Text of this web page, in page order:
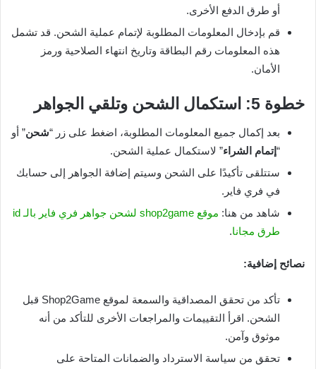
أو طرق الدفع الأخرى.
قم بإدخال المعلومات المطلوبة لإتمام عملية الشحن. قد تشمل
هذه المعلومات رقم البطاقة وتاريخ انتهاء الصلاحية ورمز
الأمان.
خطوة 5: استكمال الشحن وتلقي الجواهر
بعد إكمال جميع المعلومات المطلوبة، اضغط على زر “شحن” أو
“إتمام الشراء” لاستكمال عملية الشحن.
ستتلقى تأكيدًا على الشحن وسيتم إضافة الجواهر إلى حسابك
في فري فاير.
شاهد من هنا:
موقع shop2game لشحن جواهر فري فاير بالـ id
طرق مجانا.
نصائح إضافية:
تأكد من تحقق المصداقية والسمعة لموقع Shop2Game قبل
الشحن. اقرأ التقييمات والمراجعات الأخرى للتأكد من أنه
موثوق وآمن.
تحقق من سياسة الاسترداد والضمانات المتاحة على